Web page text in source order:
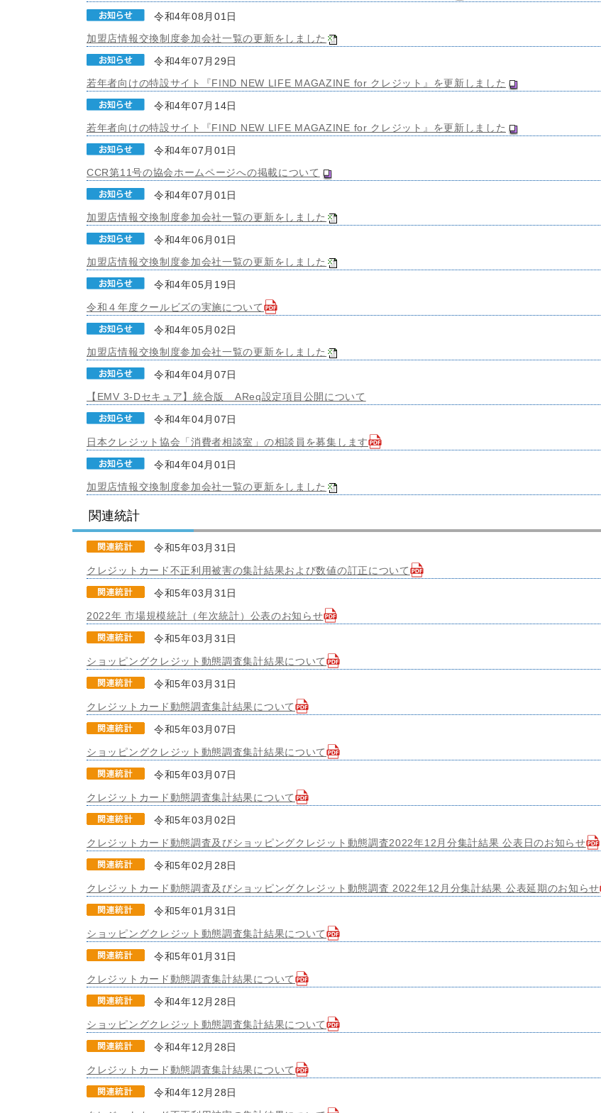
令和4年08月01日
加盟店情報交換制度参加会社一覧の更新をしました
令和4年07月29日
若年者向けの特設サイト『FIND NEW LIFE MAGAZINE for クレジット』を更新しました
令和4年07月14日
若年者向けの特設サイト『FIND NEW LIFE MAGAZINE for クレジット』を更新しました
令和4年07月01日
CCR第11号の協会ホームページへの掲載について
令和4年07月01日
加盟店情報交換制度参加会社一覧の更新をしました
令和4年06月01日
加盟店情報交換制度参加会社一覧の更新をしました
令和4年05月19日
令和４年度クールビズの実施について
令和4年05月02日
加盟店情報交換制度参加会社一覧の更新をしました
令和4年04月07日
【EMV 3-Dセキュア】統合版＿AReq設定項目公開について
令和4年04月07日
日本クレジット協会「消費者相談室」の相談員を募集します
令和4年04月01日
加盟店情報交換制度参加会社一覧の更新をしました
関連統計
令和5年03月31日
クレジットカード不正利用被害の集計結果および数値の訂正について
令和5年03月31日
2022年 市場規模統計（年次統計）公表のお知らせ
令和5年03月31日
ショッピングクレジット動態調査集計結果について
令和5年03月31日
クレジットカード動態調査集計結果について
令和5年03月07日
ショッピングクレジット動態調査集計結果について
令和5年03月07日
クレジットカード動態調査集計結果について
令和5年03月02日
クレジットカード動態調査及びショッピングクレジット動態調査2022年12月分集計結果 公表日のお知らせ
令和5年02月28日
クレジットカード動態調査及びショッピングクレジット動態調査 2022年12月分集計結果 公表延期のお知らせ
令和5年01月31日
ショッピングクレジット動態調査集計結果について
令和5年01月31日
クレジットカード動態調査集計結果について
令和4年12月28日
ショッピングクレジット動態調査集計結果について
令和4年12月28日
クレジットカード動態調査集計結果について
令和4年12月28日